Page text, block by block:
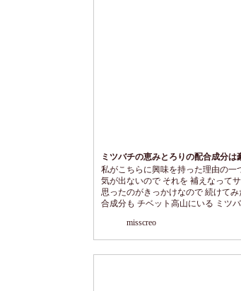
ミツバチの恵みとろりの配合成分は
私がこちらに興味を持った理由の
気が出ないので それを 補えなって
思ったのがきっかけなので 続けて
合成分も チベット高山にいる ミツ
ら 採取したロイヤルゼリー と ブ
て あるみたいです。 そして 配合さ
とれたての生ローヤルゼリーを そ
misscreo